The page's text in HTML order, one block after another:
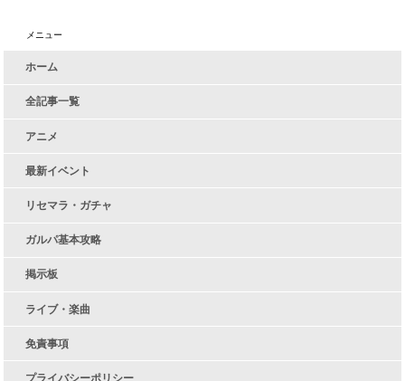
メニュー
ホーム
全記事一覧
アニメ
最新イベント
リセマラ・ガチャ
ガルパ基本攻略
掲示板
ライブ・楽曲
免責事項
プライバシーポリシー